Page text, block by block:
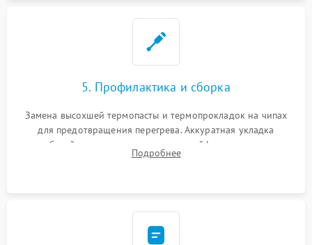
5. Профилактика и сборка
Замена высохшей термопасты и термопрокладок на чипах
для предотвращения перегрева. Аккуратная укладка
кабелей, подключение хрупких шлейфов матрицы и
надежная фиксация всех элементов внутри корпуса
Подробнее